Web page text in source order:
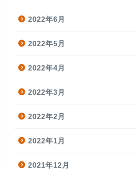
2022年6月
2022年5月
2022年4月
2022年3月
2022年2月
2022年1月
2021年12月